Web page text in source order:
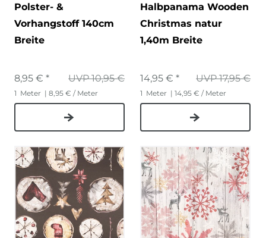
Polster- &
Vorhangstoff 140cm
Breite
UVP 10,95 €
8,95 € *
1 Meter | 8,95 € / Meter
Halbpanama Wooden
Christmas natur
1,40m Breite
UVP 17,95 €
14,95 € *
1 Meter | 14,95 € / Meter